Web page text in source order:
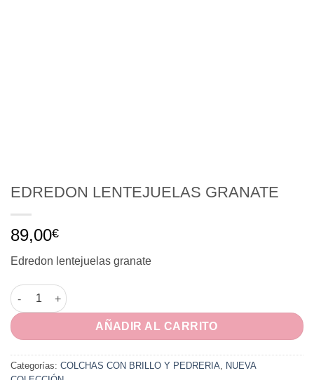
EDREDON LENTEJUELAS GRANATE
89,00€
Edredon lentejuelas granate
EDREDON LENTEJUELAS GRANATE cantidad
AÑADIR AL CARRITO
Categorías: COLCHAS CON BRILLO Y PEDRERIA, NUEVA